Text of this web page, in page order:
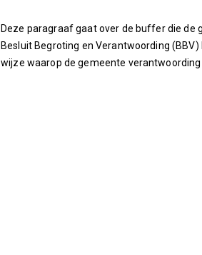
Deze paragraaf gaat over de buffer die de
Besluit Begroting en Verantwoording
wijze waarop de gemeente